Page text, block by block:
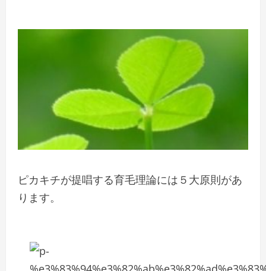
ピカキチが提唱する育毛理論には５大原則があ
ります。